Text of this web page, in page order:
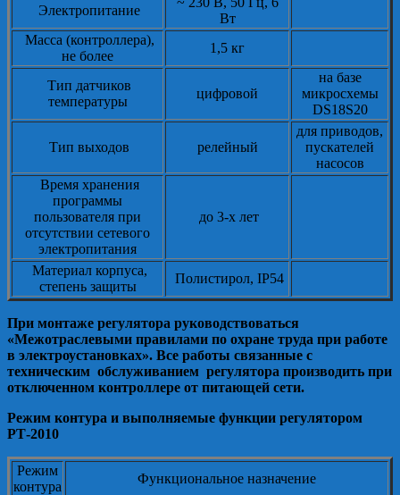
Электропитание
Вт
Масса (контроллера),
не более
1,5 кг
Тип датчиков
температуры
цифровой
на базе
микросхемы
DS18S20
Тип выходов релейный
для приводов,
пускателей
насосов
Время хранения
программы
пользователя при
отсутствии сетевого
электропитания
до 3-х лет
Материал корпуса,
степень защиты
Полистирол, IP54
При монтаже регулятора руководствоваться
«Межотраслевыми правилами по охране труда при работе
в электроустановках». Все работы связанные с
техническим обслуживанием регулятора производить при
отключенном контроллере от питающей сети.
Режим контура и выполняемые функции регулятором
РТ-2010
Режим
контура
Функциональное назначение